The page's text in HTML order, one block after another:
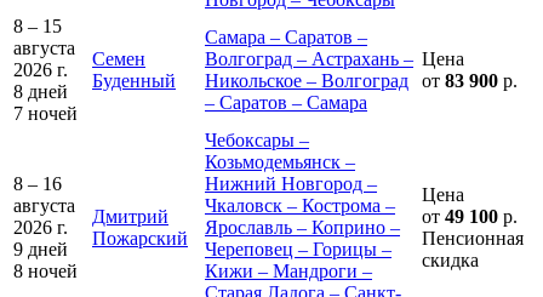
8 – 15
августа
2026 г.
8 дней
7 ночей
Семен
Буденный
Самара – Саратов –
Волгоград – Астрахань –
Никольское – Волгоград
– Саратов – Самара
Цена
от 83 900 р.
8 – 16
августа
2026 г.
9 дней
8 ночей
Дмитрий
Пожарский
Чебоксары –
Козьмодемьянск –
Нижний Новгород –
Чкаловск – Кострома –
Ярославль – Коприно –
Череповец – Горицы –
Кижи – Мандроги –
Цена
от 49 100 р.
Пенсионная
скидка